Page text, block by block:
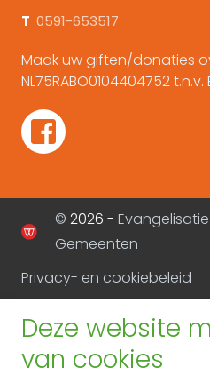
T 0591-653517
Maak uw giften/donaties
NL75RABO0104404752
© 2026 -
Gemeenten
Privacy- en cookiebeleid
Deze website
van cookies